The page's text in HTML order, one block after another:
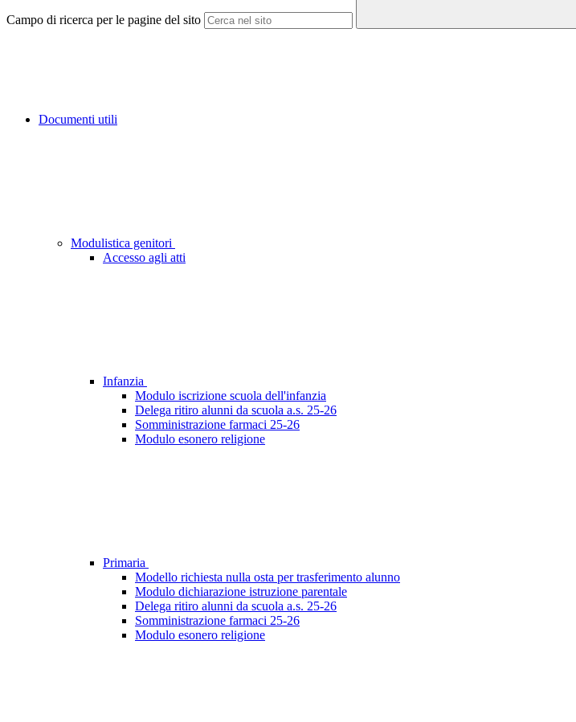
Campo di ricerca per le pagine del sito
Documenti utili
Modulistica genitori
Accesso agli atti
Infanzia
Modulo iscrizione scuola dell'infanzia
Delega ritiro alunni da scuola a.s. 25-26
Somministrazione farmaci 25-26
Modulo esonero religione
Primaria
Modello richiesta nulla osta per trasferimento alunno
Modulo dichiarazione istruzione parentale
Delega ritiro alunni da scuola a.s. 25-26
Somministrazione farmaci 25-26
Modulo esonero religione